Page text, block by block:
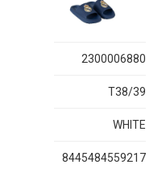
2300006880
T38/39
WHITE
8445484559217